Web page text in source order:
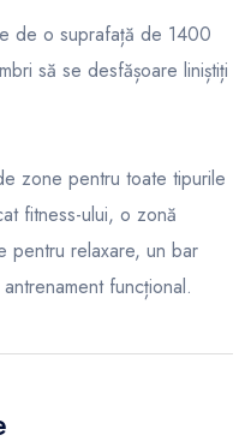
de o suprafață de 1400
să se desfășoare liniștiți
zone pentru toate tipurile
fitness-ului, o zonă
pentru relaxare, un bar
funcțional.